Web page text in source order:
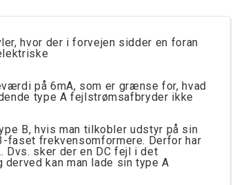
hvor der i forvejen sidder en foran
på 6mA, som er grænse for, hvad
type A fejlstrømsafbryder ikke
B, hvis man tilkobler udstyr på sin
faset frekvensomformere. Derfor har
Dvs. sker der en DC fejl i det
kan man lade sin type A